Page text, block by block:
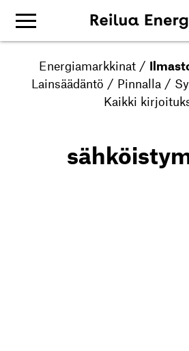
Energiamarkkinat /
Lainsäädäntö / Pinnalla /
Kaikki